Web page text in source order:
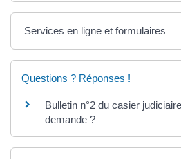
Services en ligne et formulaires
Questions ? Réponses !
Bulletin n°2 du casier
demande ?